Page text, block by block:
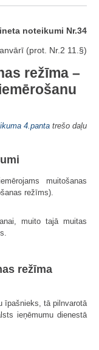
noteikumi Nr.34
(prot. Nr.2 11.§)
režīma –
4.panta trešo daļu
muitošanas
režīms).
muito tajā muitas
režīma
īpašnieks, tā pilnvarotā
ieņēmumu dienestā